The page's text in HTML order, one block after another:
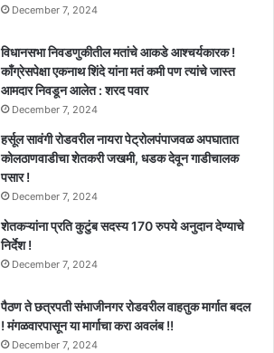
December 7, 2024
विधानसभा निवडणुकीतील मतांचे आकडे आश्चर्यकारक !
काँग्रेसपेक्षा एकनाथ शिंदे यांना मतं कमी पण त्यांचे जास्त
आमदार निवडून आलेत : शरद पवार
December 7, 2024
हर्सूल सावंगी रोडवरील नायरा पेट्रोलपंपाजवळ अपघातात
कोलठाणवाडीचा शेतकरी जखमी, धडक देवून गाडीचालक
पसार !
December 7, 2024
शेतकऱ्यांना प्रति कुटुंब सदस्य 170 रुपये अनुदान देण्याचे
निर्देश !
December 7, 2024
पैठण ते छत्रपती संभाजीनगर रोडवरील वाहतुक मार्गात बदल
! मंगळवारपासून या मार्गाचा करा अवलंब !!
December 7, 2024